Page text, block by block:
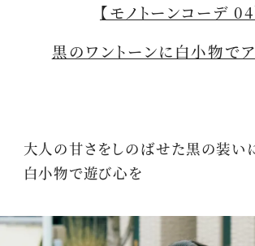
【モノトーンコーデ 04
黒のワントーンに白小物でア
大人の甘さをしのばせた黒の装い
白小物で遊び心を